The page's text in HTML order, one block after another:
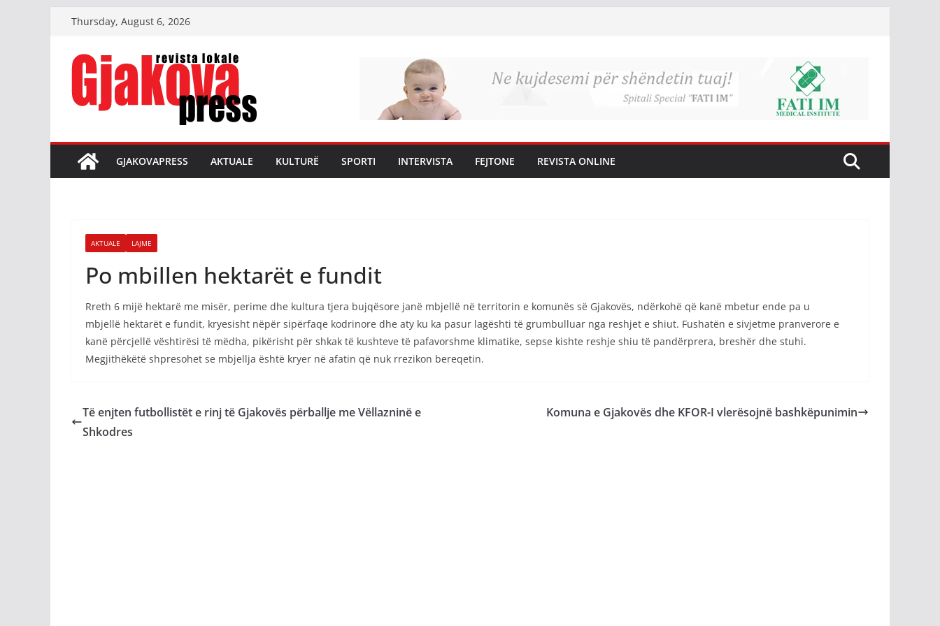
content
Thursday, August 6, 2026
GJAKOVAPRESS AKTUALE KULTURË SPORTI INTERVISTA FEJTONE REVISTA ONLINE
AKTUALE LAJME
Po mbillen hektarët e fundit
Rreth 6 mijë hektarë me misër, perime dhe kultura tjera bujqësore janë mbjellë në territorin e komunës së Gjakovës, ndërkohë që kanë mbetur ende pa u
mbjellë hektarët e fundit, kryesisht nëpër sipërfaqe kodrinore dhe aty ku ka pasur lagështi të grumbulluar nga reshjet e shiut. Fushatën e sivjetme pranverore e
kanë përcjellë vështirësi të mëdha, pikërisht për shkak të kushteve të pafavorshme klimatike, sepse kishte reshje shiu të pandërprera, breshër dhe stuhi.
Megjithëkëtë shpresohet se mbjellja është kryer në afatin që nuk rrezikon bereqetin.
Të enjten futbollistët e rinj të Gjakovës përballje me Vëllazninë e
Shkodres
Komuna e Gjakovës dhe KFOR-I vlerësojnë bashkëpunimin